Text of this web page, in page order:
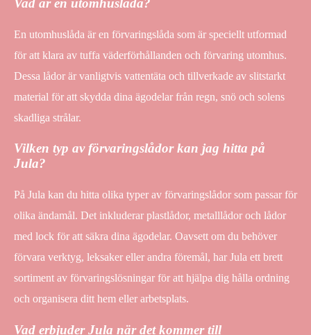
Vad är en utomhuslåda?
En utomhuslåda är en förvaringslåda som är speciellt utformad
för att klara av tuffa väderförhållanden och förvaring utomhus.
Dessa lådor är vanligtvis vattentäta och tillverkade av slitstarkt
material för att skydda dina ägodelar från regn, snö och solens
skadliga strålar.
Vilken typ av förvaringslådor kan jag hitta på
Jula?
På Jula kan du hitta olika typer av förvaringslådor som passar för
olika ändamål. Det inkluderar plastlådor, metalllådor och lådor
med lock för att säkra dina ägodelar. Oavsett om du behöver
förvara verktyg, leksaker eller andra föremål, har Jula ett brett
sortiment av förvaringslösningar för att hjälpa dig hålla ordning
och organisera ditt hem eller arbetsplats.
Vad erbjuder Jula när det kommer till